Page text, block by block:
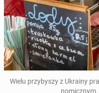
Wielu przy­byszy z Ukrainy